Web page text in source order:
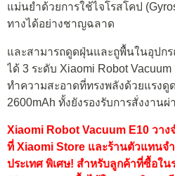
แม่นยำด้วยการใช้ไจโรสโคป
ทางได้อย่างชาญฉลาด
และสามารถดูดฝุ่นและถูพื้นในอุปก
ได้ 3 ระดับ Xiaomi Robot
ทำความสะอาดที่ทรงพลังด้วยแรงดู
2600mAh ทั้งยังรองรับการสั่งงาน
Xiaomi Robot Vacuum E10 วาง
ที่ Xiaomi Store และร้านตัวแทนจ
ประเทศ พิเศษ! สำหรับลูกค้าที่ซื้อใ